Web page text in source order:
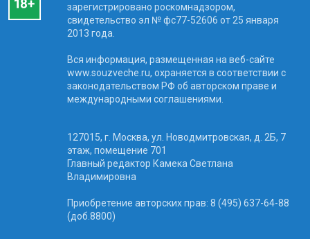
зарегистрировано роскомнадзором,
свидетельство эл № фc77-52606 от 25 января
2013 года.
Вся информация, размещенная на веб-сайте
www.souzveche.ru, охраняется в соответствии с
законодательством РФ об авторском праве и
международными соглашениями.
127015, г. Москва, ул. Новодмитровская, д. 2Б, 7
этаж, помещение 701
Главный редактор Камека Светлана
Владимировна
Приобретение авторских прав: 8 (495) 637-64-88
(доб.8800)